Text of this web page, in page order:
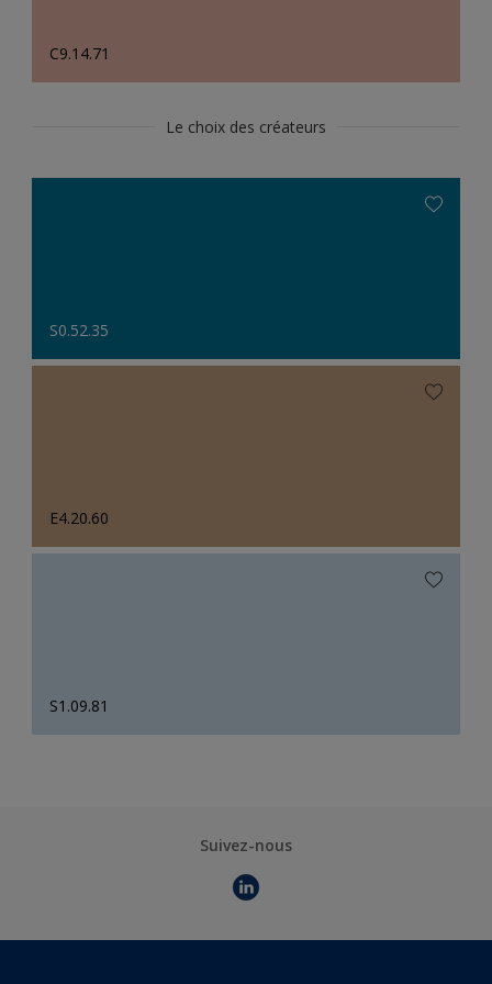
C9.14.71
Le choix des créateurs
S0.52.35
E4.20.60
S1.09.81
Suivez-nous